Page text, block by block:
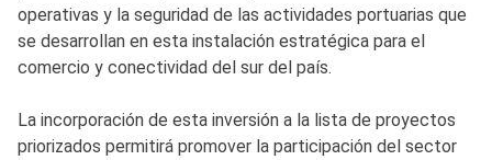
operativas y la seguridad de las actividades portuarias que
se desarrollan en esta instalación estratégica para el
comercio y conectividad del sur del país.
La incorporación de esta inversión a la lista de proyectos
priorizados permitirá promover la participación del sector